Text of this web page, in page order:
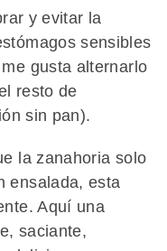
y evitar la
sensibles
gusta alternarlo
resto de
sin pan).
la zanahoria solo
ensalada, esta
Aquí una
saciante,